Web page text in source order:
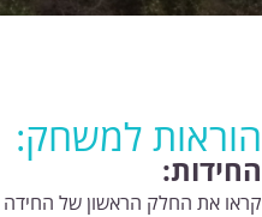
הוראות למשחק:
החידות:
קראו את החלק הראשון של החידה